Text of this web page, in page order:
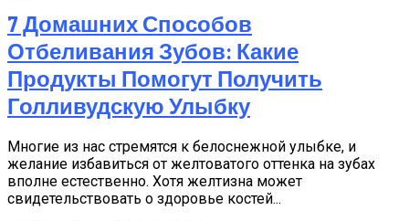
7 Домашних Способов
Отбеливания Зубов: Какие
Продукты Помогут Получить
Голливудскую Улыбку
Многие из нас стремятся к белоснежной улыбке, и
желание избавиться от желтоватого оттенка на зубах
вполне естественно. Хотя желтизна может
свидетельствовать о здоровье костей...